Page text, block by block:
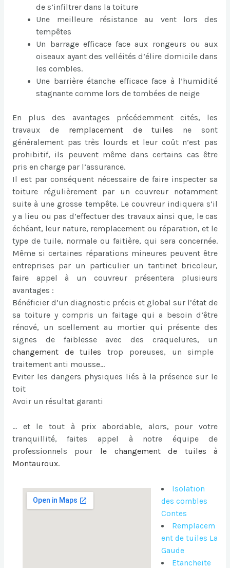
de s’infiltrer dans la toiture
Une meilleure résistance au vent lors des
tempêtes
Un barrage efficace face aux rongeurs ou aux
oiseaux ayant des velléités d’élire domicile dans
les combles.
Une barrière étanche efficace face à l’humidité
stagnante comme lors de tombées de neige
En plus des avantages précédemment cités, les
travaux de
remplacement de tuiles
ne sont
généralement pas très lourds et leur coût n’est pas
prohibitif, ils peuvent même dans certains cas être
pris en charge par l’assurance.
Il est par conséquent nécessaire de faire inspecter sa
toiture régulièrement par un couvreur notamment
suite à une grosse tempête. Le couvreur indiquera s’il
y a lieu ou pas d’effectuer des travaux ainsi que, le cas
échéant, leur nature, remplacement ou réparation, et le
type de tuile, normale ou faitière, qui sera concernée.
Même si certaines réparations mineures peuvent être
entreprises par un particulier un tantinet bricoleur,
faire appel à un couvreur présentera plusieurs
avantages :
Bénéficier d’un diagnostic précis et global sur l’état de
sa toiture y compris un faitage qui a besoin d’être
rénové, un scellement au mortier qui présente des
signes de faiblesse avec des craquelures, un
changement de tuiles trop poreuses, un simple
traitement anti mousse…
Eviter les dangers physiques liés à la présence sur le
toit
Avoir un résultat garanti
… et le tout à prix abordable, alors, pour votre
tranquillité, faites appel à notre équipe de
professionnels pour le changement de tuiles à
Montauroux.
Isolation
des combles
Contes
Remplacem
ent de tuiles La
Gaude
Etancheite